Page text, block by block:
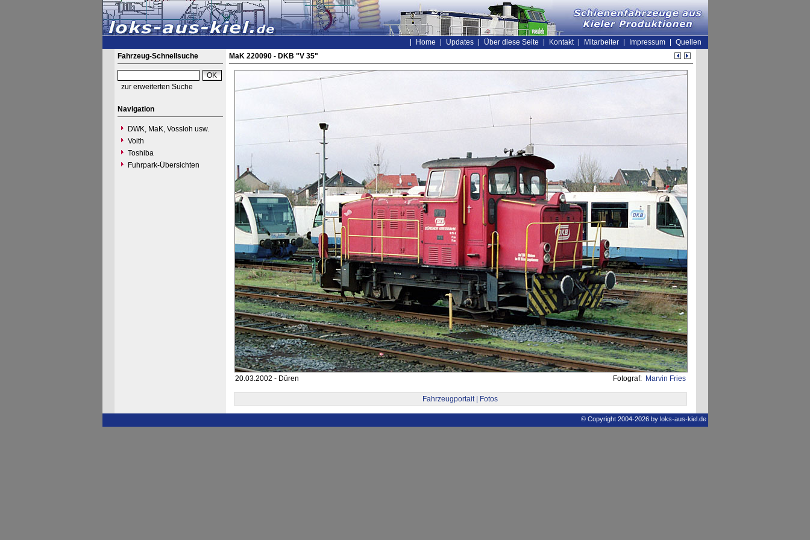
Home Updates Über diese Seite Kontakt Mitarbeiter Impressum
Quellen
Fahrzeug-Schnellsuche
zur erweiterten Suche
Navigation
DWK, MaK, Vossloh usw.
Voith
Toshiba
Fuhrpark-Übersichten
MaK 220090 - DKB "V 35"
20.03.2002 - Düren Fotograf: Marvin Fries
Fahrzeugportait | Fotos
© Copyright 2004-2026 by loks-aus-kiel.de